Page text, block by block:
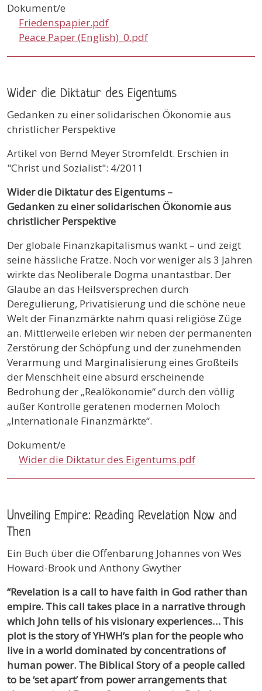
Dokument/e
Friedenspapier.pdf
Peace Paper (English)_0.pdf
Wider die Diktatur des Eigentums
Gedanken zu einer solidarischen Ökonomie aus
christlicher Perspektive
Artikel von Bernd Meyer Stromfeldt. Erschien in
"Christ und Sozialist": 4/2011
Wider die Diktatur des Eigentums –
Gedanken zu einer solidarischen Ökonomie aus
christlicher Perspektive
Der globale Finanzkapitalismus wankt – und zeigt
seine hässliche Fratze. Noch vor weniger als 3 Jahren
wirkte das Neoliberale Dogma unantastbar. Der
Glaube an das Heilsversprechen durch
Deregulierung, Privatisierung und die schöne neue
Welt der Finanzmärkte nahm quasi religiöse Züge
an. Mittlerweile erleben wir neben der permanenten
Zerstörung der Schöpfung und der zunehmenden
Verarmung und Marginalisierung eines Großteils
der Menschheit eine absurd erscheinende
Bedrohung der „Realökonomie“ durch den völlig
außer Kontrolle geratenen modernen Moloch
„Internationale Finanzmärkte“.
Dokument/e
Wider die Diktatur des Eigentums.pdf
Unveiling Empire: Reading Revelation Now and
Then
Ein Buch über die Offenbarung Johannes von Wes
Howard-Brook und Anthony Gwyther
“Revelation is a call to have faith in God rather than
empire. This call takes place in a narrative through
which John tells of his visionary experiences… This
plot is the story of YHWH’s plan for the people who
live in a world dominated by concentrations of
human power. The Biblical Story of a people called
to be ‘set apart’ from power arrangements that